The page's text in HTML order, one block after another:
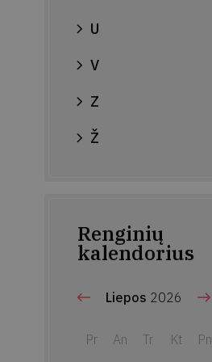
U
V
Z
Ž
Renginių
kalendorius
Liepos 2026
Pr An Tr Kt Pn